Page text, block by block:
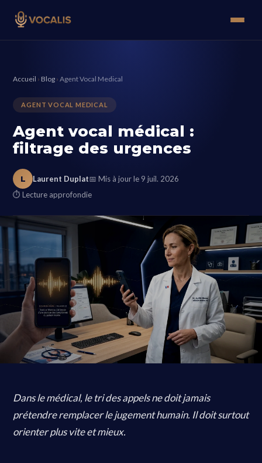
Accueil › Blog › Agent Vocal Medical
AGENT VOCAL MEDICAL
Agent vocal médical :
filtrage des urgences
L Laurent Duplat📅 Mis à jour le 9 juil. 2026
⏱ Lecture approfondie
Dans le médical, le tri des appels ne doit jamais
prétendre remplacer le jugement humain. Il doit surtout
orienter plus vite et mieux.